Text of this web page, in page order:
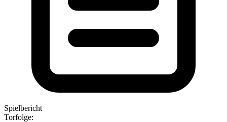
Spielbericht
Torfolge: